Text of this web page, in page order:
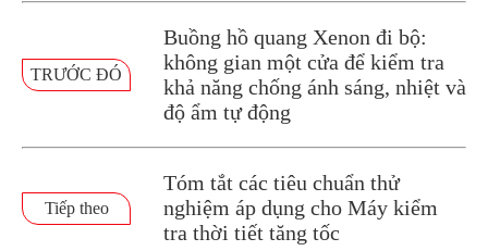
TRƯỚC ĐÓ
Buồng hồ quang Xenon đi bộ:
không gian một cửa để kiểm tra
khả năng chống ánh sáng, nhiệt và
độ ẩm tự động
Tiếp theo
Tóm tắt các tiêu chuẩn thử
nghiệm áp dụng cho Máy kiểm
tra thời tiết tăng tốc